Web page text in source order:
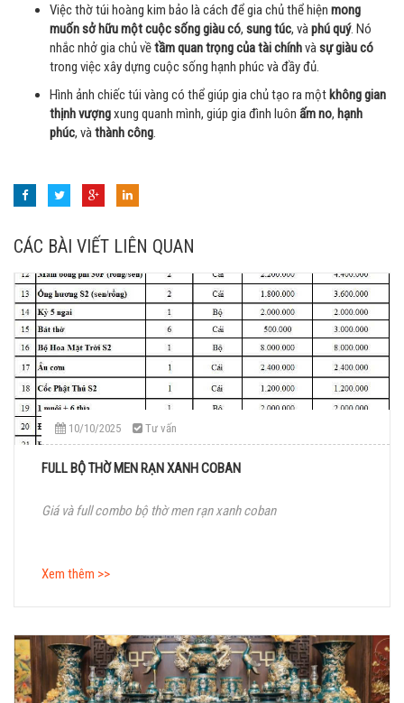
Việc thờ túi hoàng kim bảo là cách để gia chủ thể hiện mong
muốn sở hữu một cuộc sống giàu có, sung túc, và phú quý. Nó
nhắc nhở gia chủ vềtầm quan trọng của tài chínhvà sự giàu có
trong việc xây dựng cuộc sống hạnh phúc và đầy đủ.
Hình ảnh chiếc túi vàng có thể giúp gia chủ tạo ra một không gian
thịnh vượngxung quanh mình, giúp gia đình luôn ấm no, hạnh
phúc, và thành công
CÁC BÀI VIẾT LIÊN QUAN
10/10/2025 Tư vấn
FULL BỘ THỜ MEN RẠN XANH COBAN
Giá và full combo bộ thờ men rạn xanh coban
Xem thêm >>